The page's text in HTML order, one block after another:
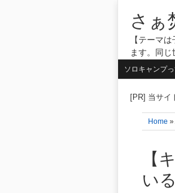
さぁ
【テーマ
ます。同
ソロキャンプ
[PR] 当サイ
Home »
【
い